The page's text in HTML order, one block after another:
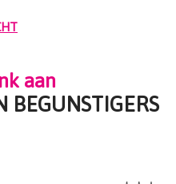
aan
BEGUNSTIGERS